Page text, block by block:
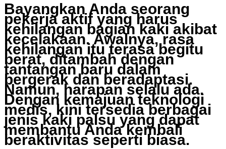
Bayangkan Anda seorang
pekerja aktif yang harus
kehilangan bagian kaki akibat
kecelakaan. Awalnya, rasa
kehilangan itu terasa begitu
berat, ditambah dengan
tantangan baru dalam
bergerak dan beradaptasi.
Namun, harapan selalu ada.
Dengan kemajuan teknologi
medis, kini tersedia berbagai
jenis kaki palsu yang dapat
membantu Anda kembali
beraktivitas seperti biasa.